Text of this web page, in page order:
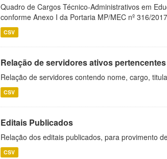
Quadro de Cargos Técnico-Administrativos em
conforme Anexo I da Portaria MP/MEC nº 316/
CSV
Relação de servidores ativos
Relação de servidores contendo nome, cargo,
CSV
Editais Publicados
Relação dos editais publicados, para provimento
CSV